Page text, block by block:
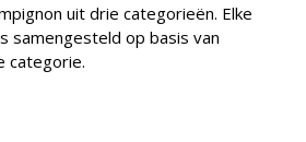
uit drie categorieën. Elke
samengesteld op basis van
categorie.